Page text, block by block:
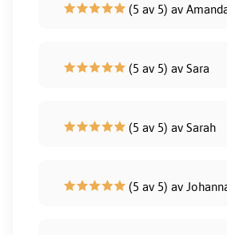
(5 av 5) av
(5 av 5) av Sara
(5 av 5) av Sarah
(5 av 5) av